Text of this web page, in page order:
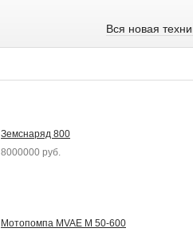
Вся новая
Земснаряд 800
8000000 руб.
Мотопомпа MVAE М 50-600